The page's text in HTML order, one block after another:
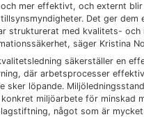
mer effektivt, och externt
Det ger
strukturerat med kvalitets- och
säger Kristina
säkerställer en
där arbetsprocesser
sker löpande.
miljöarbete för minskad
något som är